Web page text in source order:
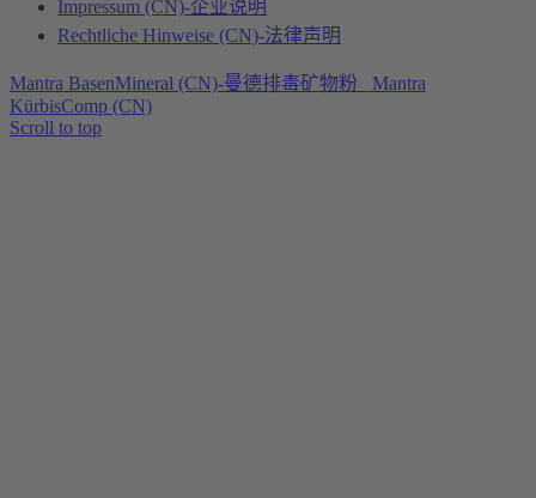
Impressum (CN)-企业说明
Rechtliche Hinweise (CN)-法律声明
Mantra BasenMineral (CN)-曼德排毒矿物粉
Mantra
KürbisComp (CN)
Scroll to top